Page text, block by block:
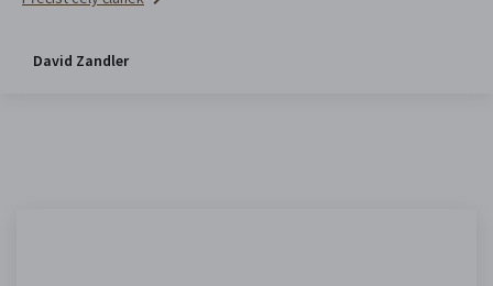
David Zandler